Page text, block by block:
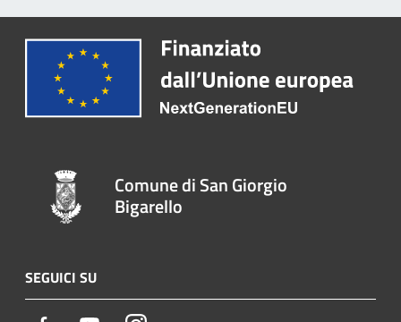
Comune di San Giorgio
Bigarello
SEGUICI SU